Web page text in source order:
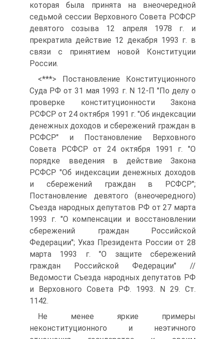
которая была принята на внеочередной
седьмой сессии Верховного Совета РСФСР
девятого созыва 12 апреля 1978 г. и
прекратила действие 12 декабря 1993 г. в
связи с принятием новой Конституции
России.
<***> Постановление Конституционного
Суда РФ от 31 мая 1993 г. N 12-П "По делу о
проверке конституционности Закона
РСФСР от 24 октября 1991 г. "Об индексации
денежных доходов и сбережений граждан в
РСФСР" и Постановление Верховного
Совета РСФСР от 24 октября 1991 г. "О
порядке введения в действие Закона
РСФСР "Об индексации денежных доходов
и сбережений граждан в РСФСР";
Постановление девятого (внеочередного)
Съезда народных депутатов РФ от 27 марта
1993 г. "О компенсации и восстановлении
сбережений граждан Российской
Федерации"; Указ Президента России от 28
марта 1993 г. "О защите сбережений
граждан Российской Федерации" //
Ведомости Съезда народных депутатов РФ
и Верховного Совета РФ. 1993. N 29. Ст.
1142.
Не менее яркие примеры
неконституционного и неэтичного